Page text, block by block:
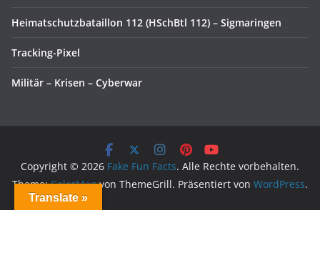
Heimatschutzbataillon 112 (HSchBtl 112) – Sigmaringen
Tracking-Pixel
Militär – Krisen – Cyberwar
Copyright © 2026 Fake Fun Facts. Alle Rechte vorbehalten.
Theme:ColorMagvon ThemeGrill. Präsentiert von WordPress.
Translate »